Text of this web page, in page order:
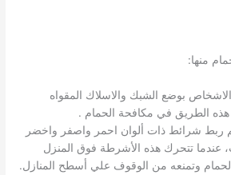
منها:
بوضع الشبك والاسلاك المقواه
هذه الطريق في مكافحة الحمام .
ربط شرائط ذات ألوان احمر واصفر واخضر
عندما تتحرك هذه الأشرطة فوق المنزل
الحمام وتمنعه من الوقوف علي أسطح المنازل.